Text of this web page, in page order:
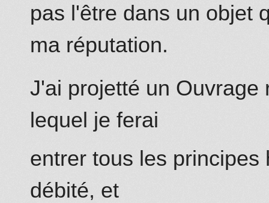
pas l'être dans un objet
ma réputation.
J'ai projetté un Ouvrage
lequel je ferai
entrer tous les
débité, et